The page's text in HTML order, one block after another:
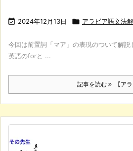
 2024年12月13日  アラビア語文法
今回は前置詞「マア」の表現のついて解
英語のforと ...
記事を読む 【ア